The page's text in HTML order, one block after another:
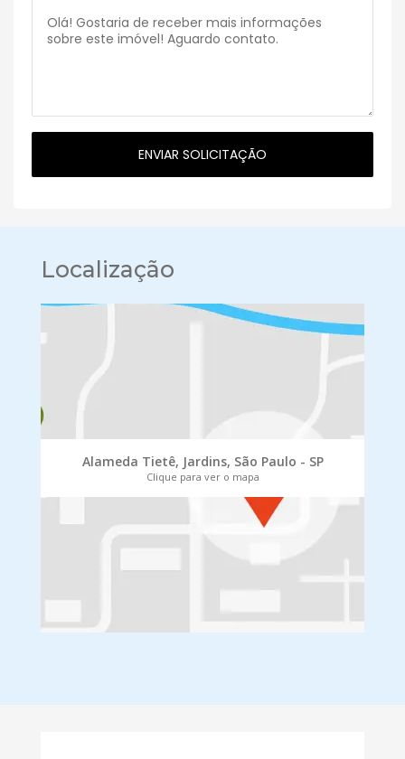
Localização
Alameda Tietê, Jardins, São Paulo - SP
Clique para ver o mapa